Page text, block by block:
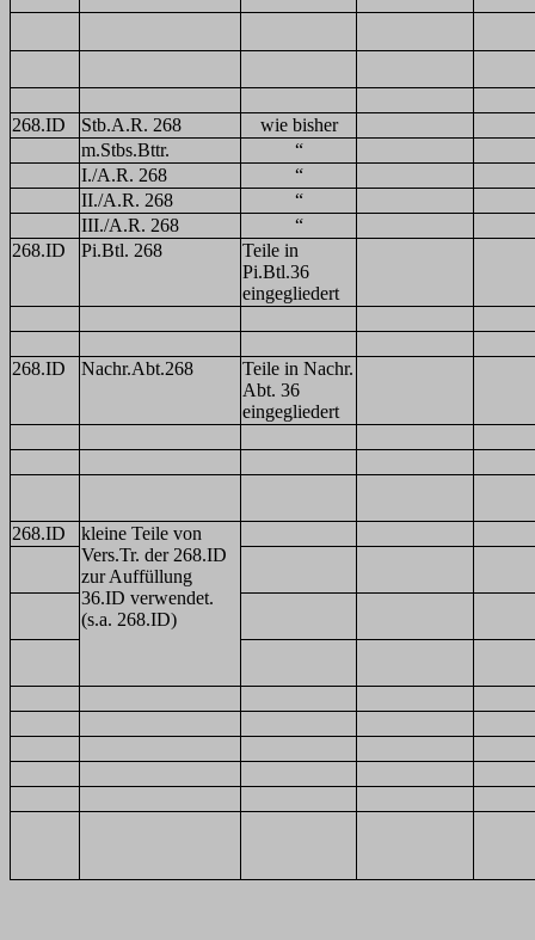
268.ID Stb.A.R. 268
wie bisher
m.Stbs.Bttr.
“
I./A.R. 268
“
II./A.R. 268
“
III./A.R. 268
“
268.ID
Pi.Btl. 268
Teile in
Pi.Btl.36
eingegliedert
268.ID Nachr.Abt.268
Teile in Nachr.
Abt. 36
eingegliedert
268.ID
kleine Teile von
Vers.Tr. der 268.ID
zur Auffüllung
36.ID verwendet.
(s.a. 268.ID)